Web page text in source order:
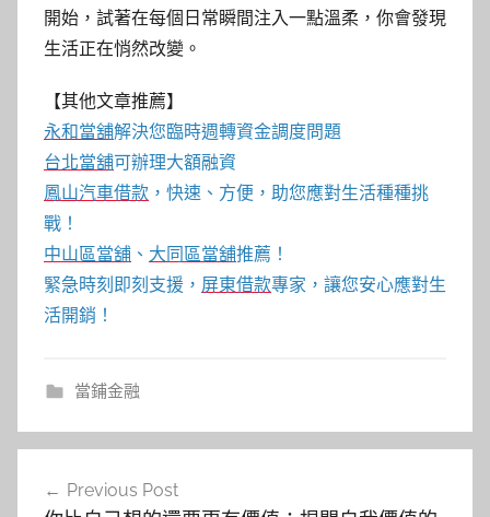
開始，試著在每個日常瞬間注入一點溫柔，你會發現
生活正在悄然改變。
【其他文章推薦】
永和當舖解決您臨時週轉資金調度問題
台北當舖可辦理大額融資
鳳山汽車借款 ，快速、方便，助您應對生活種種挑
戰！
中山區當舖 、 大同區當舖推薦！
緊急時刻即刻支援， 屏東借款專家，讓您安心應對生
活開銷！
當鋪金融
Previous Post